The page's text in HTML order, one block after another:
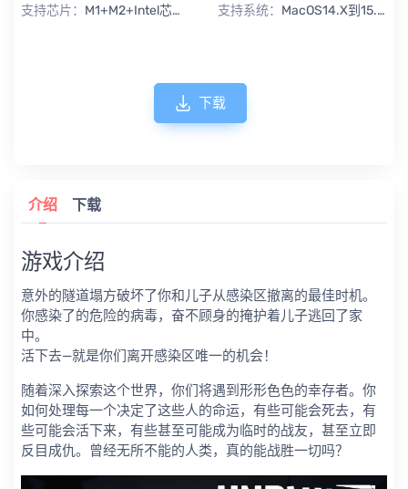
支持芯片： M1+M2+Intel芯片通用 支持系统： MacOS14.X到15.X Sequoia
下载
介绍 下载
游戏介绍
意外的隧道塌方破坏了你和儿子从感染区撤离的最佳时机。
你感染了的危险的病毒，奋不顾身的掩护着儿子逃回了家
中。
活下去—就是你们离开感染区唯一的机会！
随着深入探索这个世界，你们将遇到形形色色的幸存者。你
如何处理每一个决定了这些人的命运，有些可能会死去，有
些可能会活下来，有些甚至可能成为临时的战友，甚至立即
反目成仇。曾经无所不能的人类，真的能战胜一切吗？